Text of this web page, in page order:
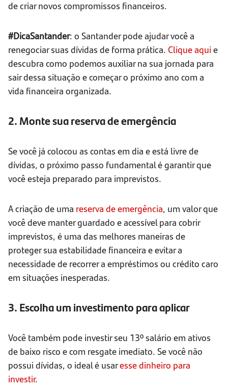
de criar novos compromissos financeiros.
#DicaSantander: o Santander pode ajudar você a
renegociar suas dívidas de forma prática. Clique aqui e
descubra como podemos auxiliar na sua jornada para
sair dessa situação e começar o próximo ano com a
vida financeira organizada.
2. Monte sua reserva de emergência
Se você já colocou as contas em dia e está livre de
dívidas, o próximo passo fundamental é garantir que
você esteja preparado para imprevistos.
A criação de uma reserva de emergência, um valor que
você deve manter guardado e acessível para cobrir
imprevistos, é uma das melhores maneiras de
proteger sua estabilidade financeira e evitar a
necessidade de recorrer a empréstimos ou crédito caro
em situações inesperadas.
3. Escolha um investimento para aplicar
Você também pode investir seu 13º salário em ativos
de baixo risco e com resgate imediato. Se você não
possui dívidas, o ideal é usaresse dinheiro para
investir.